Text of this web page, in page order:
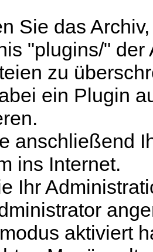
Sie das
"plugins/"
zu
ein Plugin
anschließend
ins Internet.
Ihr
aktiviert